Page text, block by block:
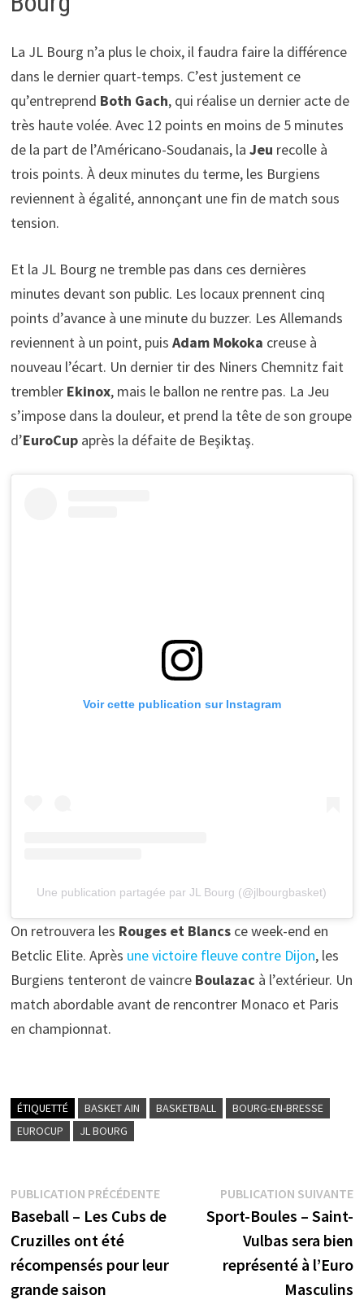
La JL Bourg n’a plus le choix, il faudra faire la différence
dans le dernier quart-temps. C’est justement ce
qu’entreprend Both Gach, qui réalise un dernier acte de
très haute volée. Avec 12 points en moins de 5 minutes
de la part de l’Américano-Soudanais, laJeu recolle à
trois points. À deux minutes du terme, les Burgiens
reviennent à égalité, annonçant une fin de match sous
tension.
Et la JL Bourg ne tremble pas dans ces dernières
minutes devant son public. Les locaux prennent cinq
points d’avance à une minute du buzzer. Les Allemands
reviennent à un point, puisAdam Mokoka creuse à
nouveau l’écart. Un dernier tir des Niners Chemnitz fait
trembler Ekinox, mais le ballon ne rentre pas. La Jeu
s’impose dans la douleur, et prend la tête de son groupe
d’EuroCup après la défaite de Beşiktaş.
Voir cette publication sur Instagram
Une publication partagée par JL Bourg (@jlbourgbasket)
On retrouvera les Rouges et Blancs ce week-end en
Betclic Elite. Après une victoire fleuve contre Dijon, les
Burgiens tenteront de vaincre Boulazac à l’extérieur. Un
match abordable avant de rencontrer Monaco et Paris
en championnat.
ÉTIQUETTÉ BASKET AIN BASKETBALL
BOURG-EN-BRESSE
EUROCUP
JL BOURG
Navigation
de
l’article
PUBLICATION PRÉCÉDENTEPublication
précédente :
Baseball – Les Cubs de
Cruzilles ont été
récompensés pour leur
grande saison
PUBLICATION SUIVANTE
Sport-Boules – Saint-
Vulbas sera bien
représenté à l’Euro
Masculins